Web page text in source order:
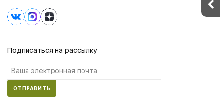
Подписаться на рассылку
ОТПРАВИТЬ